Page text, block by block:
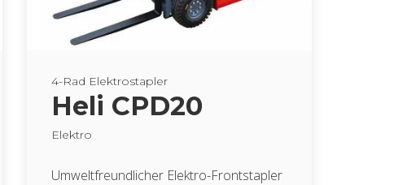
4-Rad Elek­tro­stap­ler
Heli CPD20
Elek­tro
Um­welt­freund­li­cher Elek­tro-Front­stap­ler